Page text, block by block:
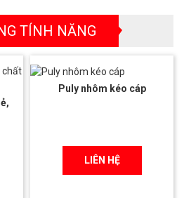
TÍNH NĂNG
Puly nhôm kéo cáp
LIÊN HỆ